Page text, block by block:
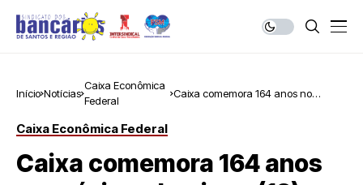
Início Notícias
Caixa Econômica
Federal
Caixa comemora 164 anos no
Caixa Econômica Federal
Caixa comemora 164 anos